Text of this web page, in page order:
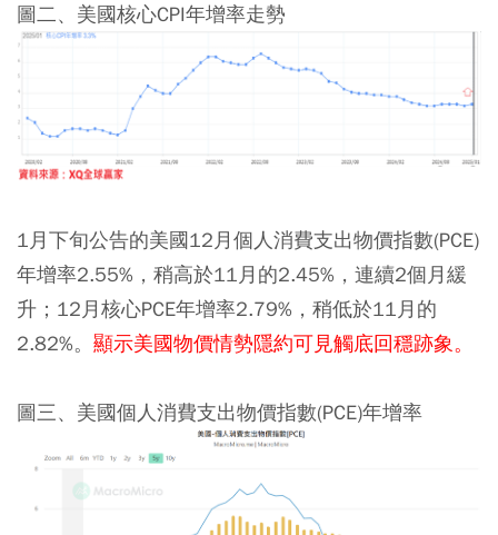
圖二、美國核心CPI年增率走勢
1月下旬公告的美國12月個人消費支出物價指數(PCE)
年增率2.55%，稍高於11月的2.45%，連續2個月緩
升；12月核心PCE年增率2.79%，稍低於11月的
2.82%。 顯示美國物價情勢隱約可見觸底回穩跡象。
圖三、美國個人消費支出物價指數(PCE)年增率